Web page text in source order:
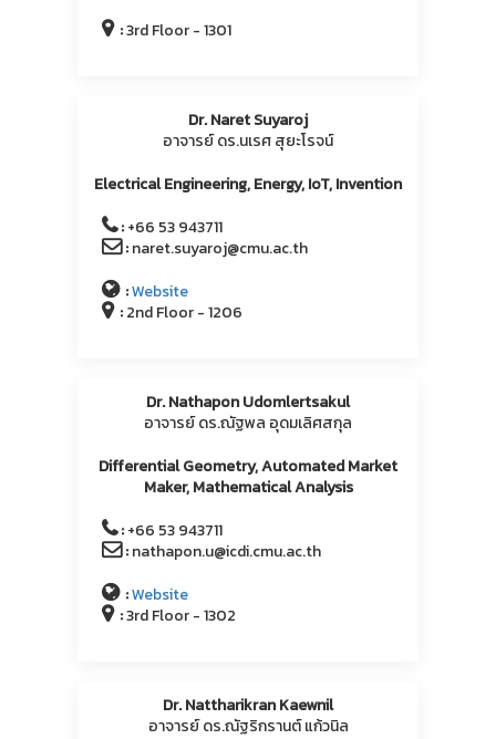
:3rd Floor - 1301
Dr. Naret Suyaroj
อาจารย์ ดร.นเรศ สุยะโรจน์
Electrical Engineering, Energy, IoT, Invention
:+66 53 943711
:naret.suyaroj@cmu.ac.th
:Website
:2nd Floor - 1206
Dr. Nathapon Udomlertsakul
อาจารย์ ดร.ณัฐพล อุดมเลิศสกุล
Differential Geometry, Automated Market
Maker, Mathematical Analysis
:+66 53 943711
:nathapon.u@icdi.cmu.ac.th
:Website
:3rd Floor - 1302
Dr. Nattharikran Kaewnil
อาจารย์ ดร.ณัฐริกรานต์ แก้วนิล